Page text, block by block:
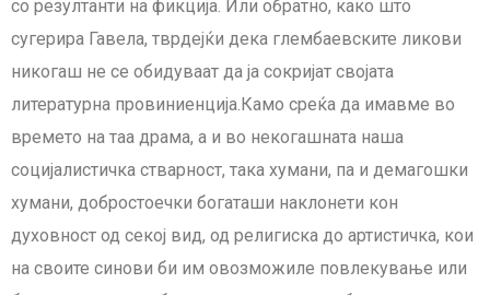
со резултанти на фикција. Или обратно, како што
сугерира Гавела, тврдејќи дека глембаевските ликови
никогаш не се обидуваат да ја сокријат својата
литературна провиниенција.Камо среќа да имавме во
времето на таа драма, а и во некогашната наша
социјалистичка стварност, така хумани, па и демагошки
хумани, добростоечки богаташи наклонети кон
духовност од секој вид, од религиска до артистичка, кои
на своите синови би им овозможиле повлекување или